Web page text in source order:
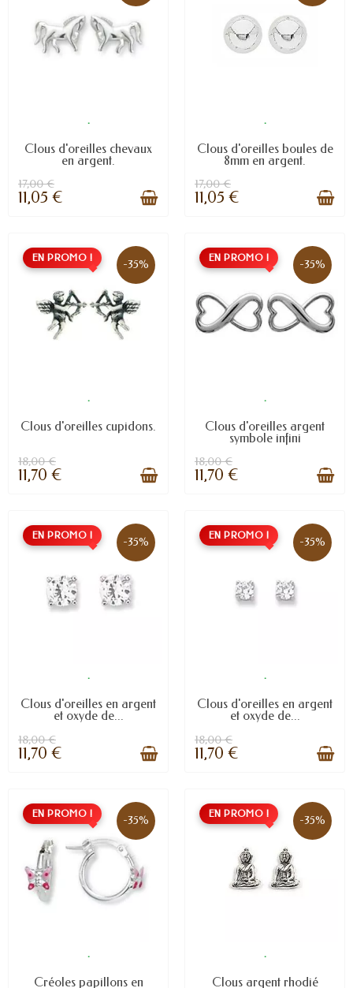
.
Clous d'oreilles chevaux
en argent.
17,00 €
11,05 €
.
Clous d'oreilles boules de
8mm en argent.
17,00 €
11,05 €
EN PROMO ! -35%
.
Clous d'oreilles cupidons.
18,00 €
11,70 €
EN PROMO ! -35%
.
Clous d'oreilles argent
symbole infini
18,00 €
11,70 €
EN PROMO ! -35%
.
Clous d'oreilles en argent
et oxyde de...
18,00 €
11,70 €
EN PROMO ! -35%
.
Clous d'oreilles en argent
et oxyde de...
18,00 €
11,70 €
EN PROMO ! -35%
.
Créoles papillons en
EN PROMO ! -35%
.
Clous argent rhodié